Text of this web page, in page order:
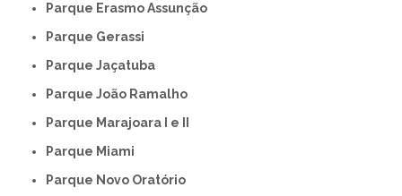
Parque Erasmo Assunção
Parque Gerassi
Parque Jaçatuba
Parque João Ramalho
Parque Marajoara I e II
Parque Miami
Parque Novo Oratório